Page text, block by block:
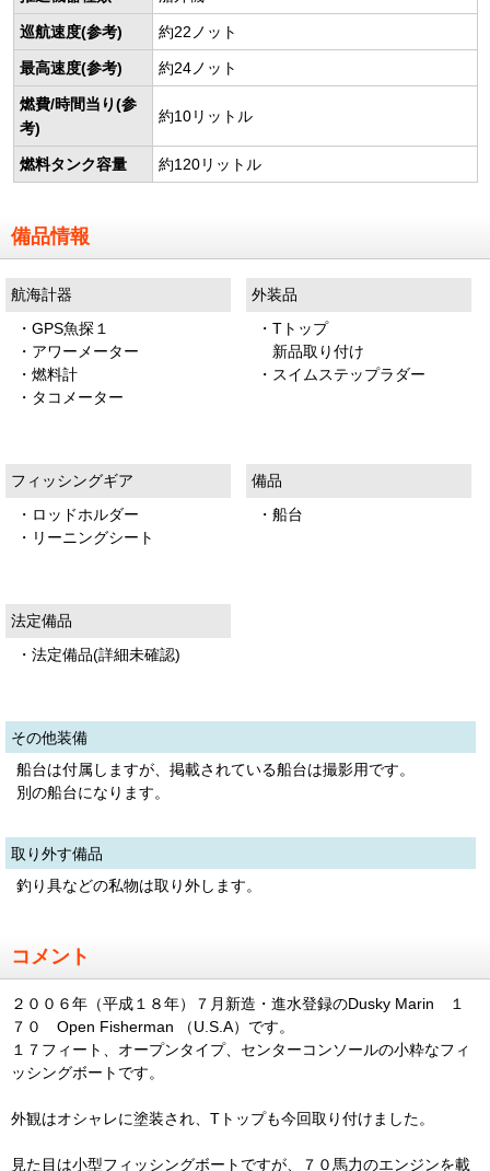
巡航速度(参考) 約22ノット
最高速度(参考) 約24ノット
燃費/時間当り(参
考)
約10リットル
燃料タンク容量 約120リットル
備品情報
航海計器
・GPS魚探１
・アワーメーター
・燃料計
・タコメーター
外装品
・Tトップ
新品取り付け
・スイムステップラダー
フィッシングギア
・ロッドホルダー
・リーニングシート
備品
・船台
法定備品
・法定備品(詳細未確認)
その他装備
船台は付属しますが、掲載されている船台は撮影用です。
別の船台になります。
取り外す備品
釣り具などの私物は取り外します。
コメント
２００６年（平成１８年）７月新造・進水登録のDusky Marin １
７０ Open Fisherman （U.S.A）です。
１７フィート、オープンタイプ、センターコンソールの小粋なフィ
ッシングボートです。
外観はオシャレに塗装され、Tトップも今回取り付けました。
見た目は小型フィッシングボートですが、７０馬力のエンジンを載